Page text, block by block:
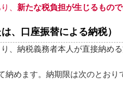
、 新たな税負担が生じるもので
、口座振替による納税）
、納税義務者本人が直接納め
めます。納期限は次のとおり